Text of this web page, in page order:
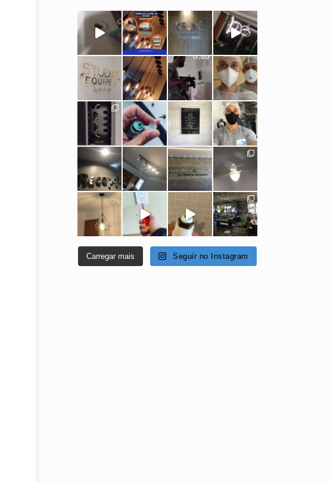
Carregar mais Seguir no Instagram